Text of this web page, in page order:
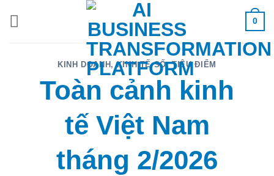
0
KINH DOANH ,KINH TẾ SỐ ,TIÊU ĐIỂM
Toàn cảnh kinh
tế Việt Nam
tháng 2/2026